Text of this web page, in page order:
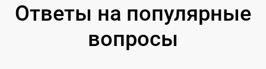
Ответы на популярные
вопросы